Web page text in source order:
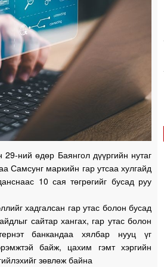
ний өдөр Баянгол дүүргийн нутаг
Самсунг маркийн гар утсаа хулгайд
10 сая төгрөгийг бусад руу
хадгалсан гар утас болон бусад
сайтар хангах, гар утас болон
банкандаа хялбар нууц үг
байж, цахим гэмт хэргийн
зөвлөж байна